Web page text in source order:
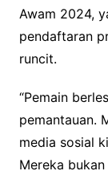
Awam 2024,
pendaftaran
runcit.
“Pemain
pemantauan.
media sosial
Mereka